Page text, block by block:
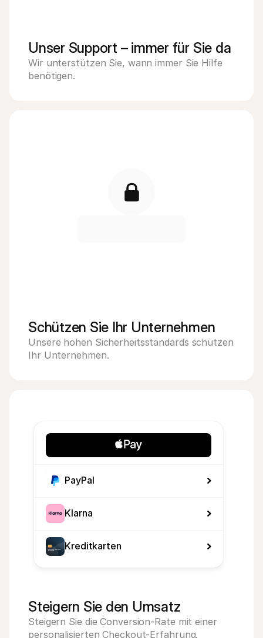
Unser Support – immer für Sie da
Wir unterstützen Sie, wann immer Sie Hilfe
benötigen.
Schützen Sie Ihr Unternehmen
Unsere hohen Sicherheitsstandards schützen
Ihr Unternehmen.
PayPal
Klarna
Kreditkarten
Steigern Sie den Umsatz
Steigern Sie die Conversion-Rate mit einer
personalisierten Checkout-Erfahrung.